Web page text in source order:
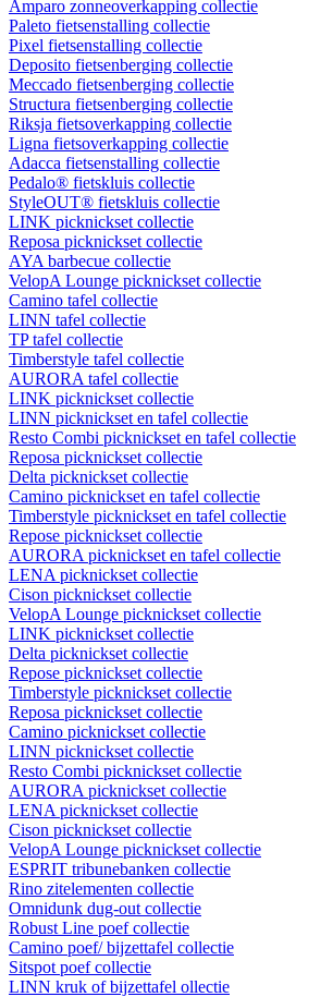
Amparo zonneoverkapping collectie
Paleto fietsenstalling collectie
Pixel fietsenstalling collectie
Deposito fietsenberging collectie
Meccado fietsenberging collectie
Structura fietsenberging collectie
Riksja fietsoverkapping collectie
Ligna fietsoverkapping collectie
Adacca fietsenstalling collectie
Pedalo® fietskluis collectie
StyleOUT® fietskluis collectie
LINK picknickset collectie
Reposa picknickset collectie
AYA barbecue collectie
VelopA Lounge picknickset collectie
Camino tafel collectie
LINN tafel collectie
TP tafel collectie
Timberstyle tafel collectie
AURORA tafel collectie
LINK picknickset collectie
LINN picknickset en tafel collectie
Resto Combi picknickset en tafel collectie
Reposa picknickset collectie
Delta picknickset collectie
Camino picknickset en tafel collectie
Timberstyle picknickset en tafel collectie
Repose picknickset collectie
AURORA picknickset en tafel collectie
LENA picknickset collectie
Cison picknickset collectie
VelopA Lounge picknickset collectie
LINK picknickset collectie
Delta picknickset collectie
Repose picknickset collectie
Timberstyle picknickset collectie
Reposa picknickset collectie
Camino picknickset collectie
LINN picknickset collectie
Resto Combi picknickset collectie
AURORA picknickset collectie
LENA picknickset collectie
Cison picknickset collectie
VelopA Lounge picknickset collectie
ESPRIT tribunebanken collectie
Rino zitelementen collectie
Omnidunk dug-out collectie
Robust Line poef collectie
Camino poef/ bijzettafel collectie
Sitspot poef collectie
LINN kruk of bijzettafel ollectie